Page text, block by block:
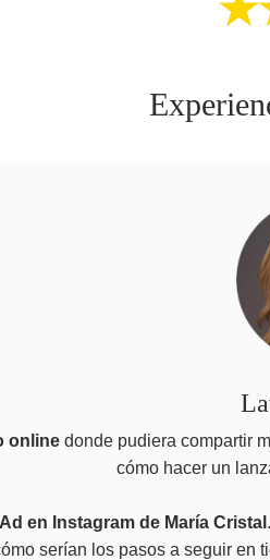
online donde pudiera compartir
cómo hacer un
en Instagram de María Cristal .
serían los pasos a seguir en